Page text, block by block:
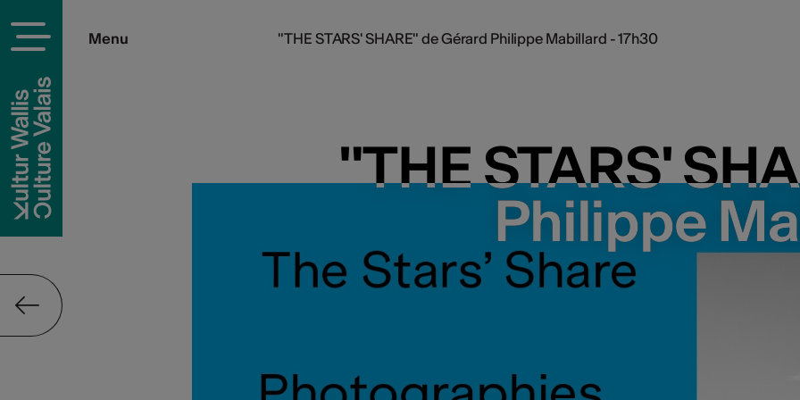
Menu "THE STARS' SHARE" de Gérard Philippe Mabillard - 17h30
"THE STARS'
Philippe
"THE STARS'
Philippe